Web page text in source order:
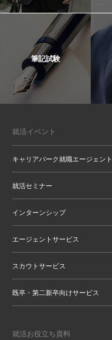
筆記試験
就活イベント
キャリアパーク就職エージェント
就活セミナー
インターンシップ
エージェントサービス
スカウトサービス
既卒・第二新卒向けサービス
就活お役立ち資料